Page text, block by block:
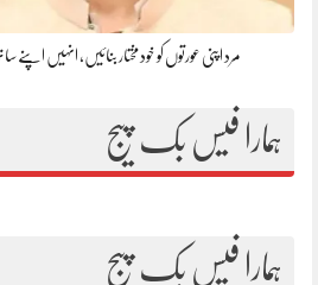
مرد اپنی عورتوں کو خود مختار بنائیں، انہیں اپنے
ہمارا فیس بک پیج
ہمارا فیس بک پیج